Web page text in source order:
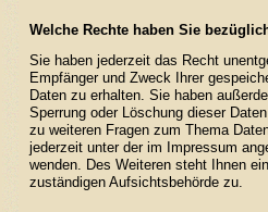
Welche Rechte haben Sie
Sie haben jederzeit das Recht
Empfänger und Zweck Ihrer
Daten zu erhalten. Sie haben
Sperrung oder Löschung dieser
zu weiteren Fragen zum Thema
jederzeit unter der im Impressum
wenden. Des Weiteren steht Ihnen
zuständigen Aufsichtsbehörde zu.